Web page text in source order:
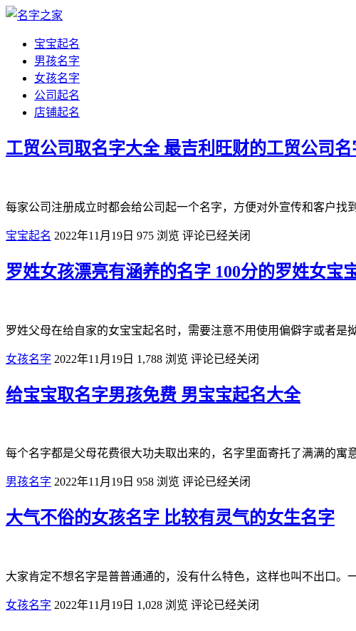
宝宝起名
男孩名字
女孩名字
公司起名
店铺起名
工贸公司取名字大全 最吉利旺财的工贸公司名
每家公司注册成立时都会给公司起一个名字，方便对外宣传和客户
宝宝起名 2022年11月19日 975 浏览 评论已经关闭
罗姓女孩漂亮有涵养的名字 100分的罗姓女宝
罗姓父母在给自家的女宝宝起名时，需要注意不用使用偏僻字或者
女孩名字 2022年11月19日 1,788 浏览 评论已经关闭
给宝宝取名字男孩免费 男宝宝起名大全
每个名字都是父母花费很大功夫取出来的，名字里面寄托了满满的
男孩名字 2022年11月19日 958 浏览 评论已经关闭
大气不俗的女孩名字 比较有灵气的女生名字
大家肯定不想名字是普普通通的，没有什么特色，这样也叫不出口
女孩名字 2022年11月19日 1,028 浏览 评论已经关闭